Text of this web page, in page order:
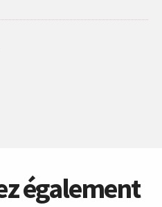
également